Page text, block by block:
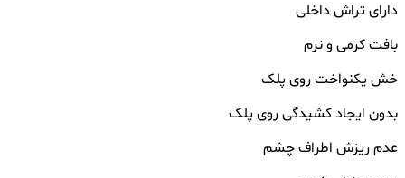
دارای تراش داخلی
بافت کرمی و نرم
خش یکنواخت روی پلک
بدون ایجاد کشیدگی روی پلک
عدم ریزش اطراف چشم